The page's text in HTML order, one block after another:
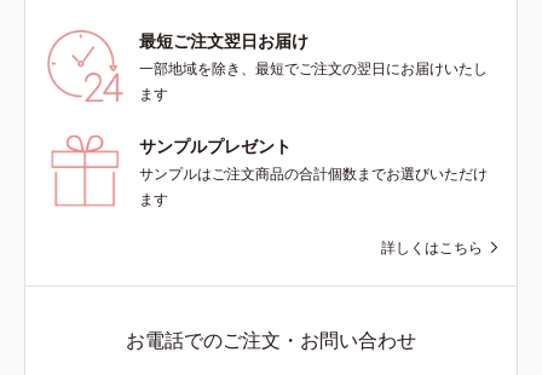
最短ご注文翌日お届け
一部地域を除き、最短でご注文の翌日にお届けいたし
ます
サンプルプレゼント
サンプルはご注文商品の合計個数までお選びいただけ
ます
詳しくはこちら
お電話でのご注文・お問い合わせ